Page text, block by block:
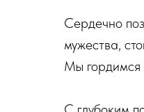
Сердечно
мужества,
Мы гордимся